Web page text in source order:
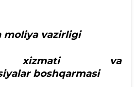
moliya vazirligi
xizmati va
boshqarmasi